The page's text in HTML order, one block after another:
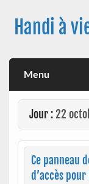
contentHandi à
monde, des
actualités sur la
Menu
Jour : 22
Ce panneau
d’accès